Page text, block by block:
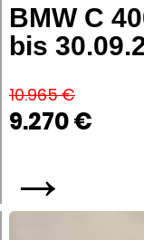
BMW C
bis
10.965 €
9.270 €
→